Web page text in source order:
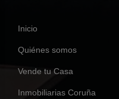
Inicio
Quiénes somos
Vende tu Casa
Inmobiliarias Coruña